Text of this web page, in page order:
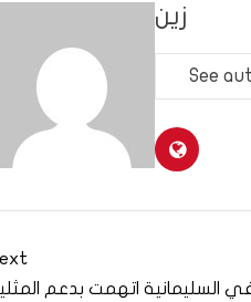
زين
See
السليمانية اتهمت بدعم